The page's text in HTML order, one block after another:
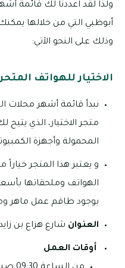
ولذا لقد اعددنا لك قائمة
أبوظبي التي من خلالها
وذلك على النحو الآتي:
الاختيار للهواتف
نبدأ قائمة أشهر محلات
متجر الاختيار، الذي
المحمولة وأجهزة
و يعتبر هذا المتجر
الهواتف وملحقاتها
بوجود طاقم عمل ماهر
العنوان شارع هزاع بن
أوقات العمل